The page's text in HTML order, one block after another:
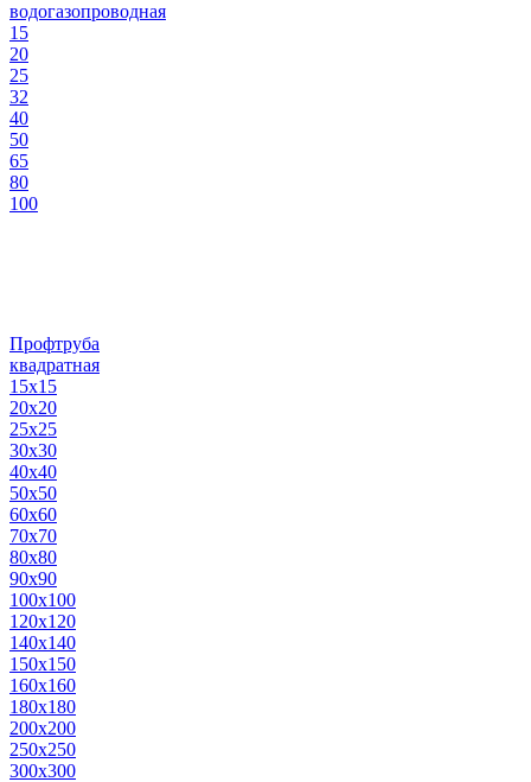
водогазопроводная
15
20
25
32
40
50
65
80
100
Профтруба
квадратная
15х15
20х20
25х25
30х30
40х40
50х50
60х60
70х70
80х80
90х90
100х100
120х120
140х140
150х150
160х160
180х180
200х200
250х250
300х300